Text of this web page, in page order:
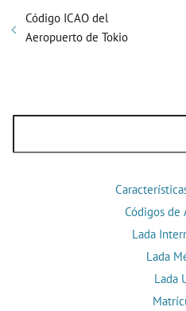
Código ICAO del
Aeropuerto de Tokio
Códigos de
Lada
Lada
Lada